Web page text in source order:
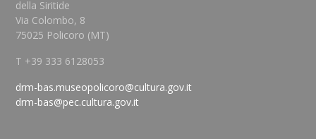
della Siritide
Via Colombo, 8
75025 Policoro (MT)
T +39 333 6128053
drm-bas.museopolicoro@cultura.gov.it
drm-bas@pec.cultura.gov.it